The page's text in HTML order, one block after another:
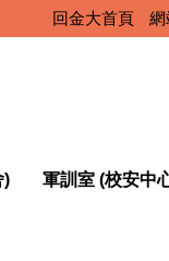
) 軍訓室 (校安中
回金大首頁 網